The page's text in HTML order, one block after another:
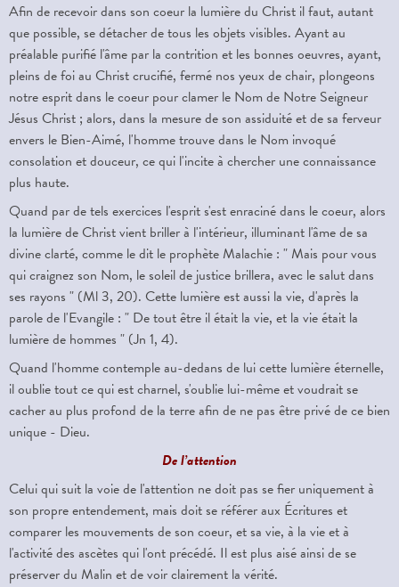
Afin de recevoir dans son coeur la lumière du Christ il faut, autant
que possible, se détacher de tous les objets visibles. Ayant au
préalable purifié l'âme par la contrition et les bonnes oeuvres, ayant,
pleins de foi au Christ crucifié, fermé nos yeux de chair, plongeons
notre esprit dans le coeur pour clamer le Nom de Notre Seigneur
Jésus Christ ; alors, dans la mesure de son assiduité et de sa ferveur
envers le Bien-Aimé, l'homme trouve dans le Nom invoqué
consolation et douceur, ce qui l'incite à chercher une connaissance
plus haute.
Quand par de tels exercices l'esprit s'est enraciné dans le coeur, alors
la lumière de Christ vient briller à l'intérieur, illuminant l'âme de sa
divine clarté, comme le dit le prophète Malachie : " Mais pour vous
qui craignez son Nom, le soleil de justice brillera, avec le salut dans
ses rayons " (Ml 3, 20). Cette lumière est aussi la vie, d'après la
parole de l'Evangile : " De tout être il était la vie, et la vie était la
lumière de hommes " (Jn 1, 4).
Quand l'homme contemple au-dedans de lui cette lumière éternelle,
il oublie tout ce qui est charnel, s'oublie lui-même et voudrait se
cacher au plus profond de la terre afin de ne pas être privé de ce bien
unique - Dieu.
De l’attention
Celui qui suit la voie de l'attention ne doit pas se fier uniquement à
son propre entendement, mais doit se référer aux Écritures et
comparer les mouvements de son coeur, et sa vie, à la vie et à
l'activité des ascètes qui l'ont précédé. Il est plus aisé ainsi de se
préserver du Malin et de voir clairement la vérité.